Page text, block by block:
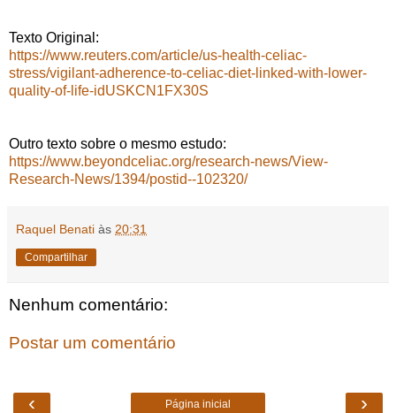
Texto Original:
https://www.reuters.com/article/us-health-celiac-
stress/vigilant-adherence-to-celiac-diet-linked-with-lower-
quality-of-life-idUSKCN1FX30S
Outro texto sobre o mesmo estudo:
https://www.beyondceliac.org/research-news/View-
Research-News/1394/postid--102320/
Raquel Benati às 20:31
Compartilhar
Nenhum comentário:
Postar um comentário
‹ ›
Página inicial